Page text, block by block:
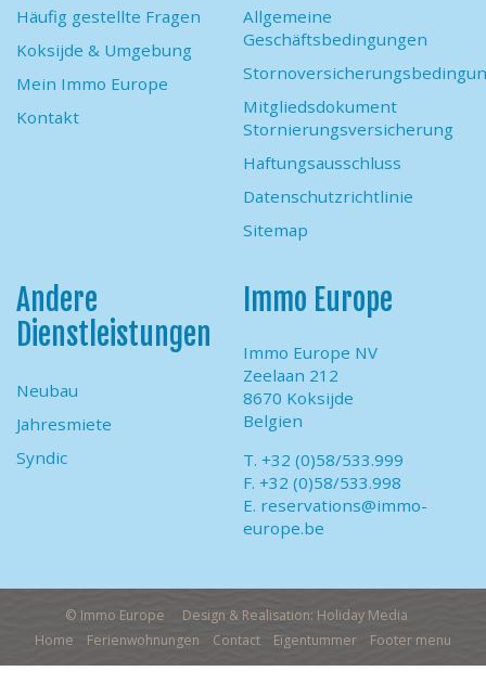
Häufig gestellte Fragen
Koksijde & Umgebung
Mein Immo Europe
Kontakt
Allgemeine
Geschäftsbedingungen
Mitgliedsdokument
Stornierungsversicherung
Haftungsausschluss
Datenschutzrichtlinie
Sitemap
Andere
Dienstleistungen
Neubau
Jahresmiete
Syndic
Immo Europe
Immo Europe NV
Zeelaan 212
8670 Koksijde
Belgien
T. +32 (0)58/533.999
F. +32 (0)58/533.998
E. reservations@immo-
europe.be
© Immo Europe
Design & Realisation: Holiday Media
Home
Ferienwohnungen Contact Eigentummer Footer menu